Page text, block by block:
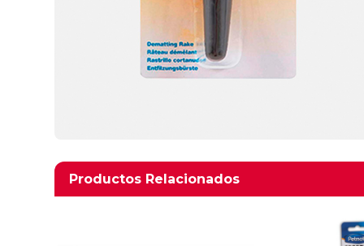
Productos Relacionados
Productos relacionados